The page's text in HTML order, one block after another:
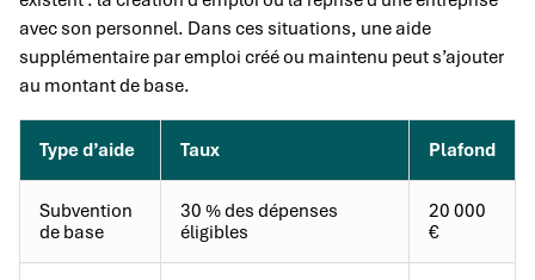
avec son personnel. Dans ces situations, une aide
supplémentaire par emploi créé ou maintenu peut s’ajouter
au montant de base.
Type d’aide Taux Plafond
Subvention
de base
30 % des dépenses
éligibles
20 000
€